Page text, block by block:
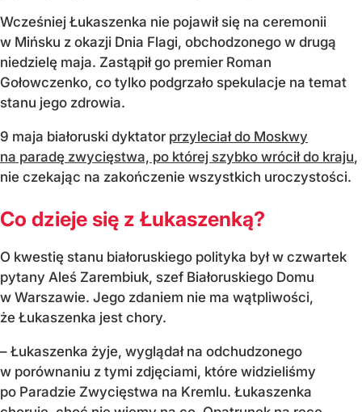
Wcześniej Łukaszenka nie pojawił się na ceremonii
w Mińsku z okazji Dnia Flagi, obchodzonego w drugą
niedzielę maja. Zastąpił go premier Roman
Gołowczenko, co tylko podgrzało spekulacje na temat
stanu jego zdrowia.
9 maja białoruski dyktator przyleciał do Moskwy
na paradę zwycięstwa, po której szybko wrócił do kraju,
nie czekając na zakończenie wszystkich uroczystości.
Co dzieje się z Łukaszenką?
O kwestię stanu białoruskiego polityka był w czwartek
pytany Aleś Zarembiuk, szef Białoruskiego Domu
w Warszawie. Jego zdaniem nie ma wątpliwości,
że Łukaszenka jest chory.
– Łukaszenka żyje, wyglądał na odchudzonego
w porównaniu z tymi zdjęciami, które widzieliśmy
po Paradzie Zwycięstwa na Kremlu. Łukaszenka